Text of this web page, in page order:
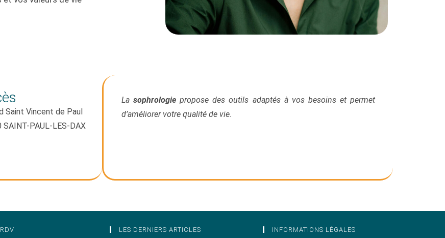
Saint Vincent de Paul
SAINT-PAUL-LES-DAX
Lasophrologie propose des outils adaptés à vos besoins et permet
d’améliorer votre qualité de vie.
LES DERNIERS ARTICLES INFORMATIONS LÉGALES